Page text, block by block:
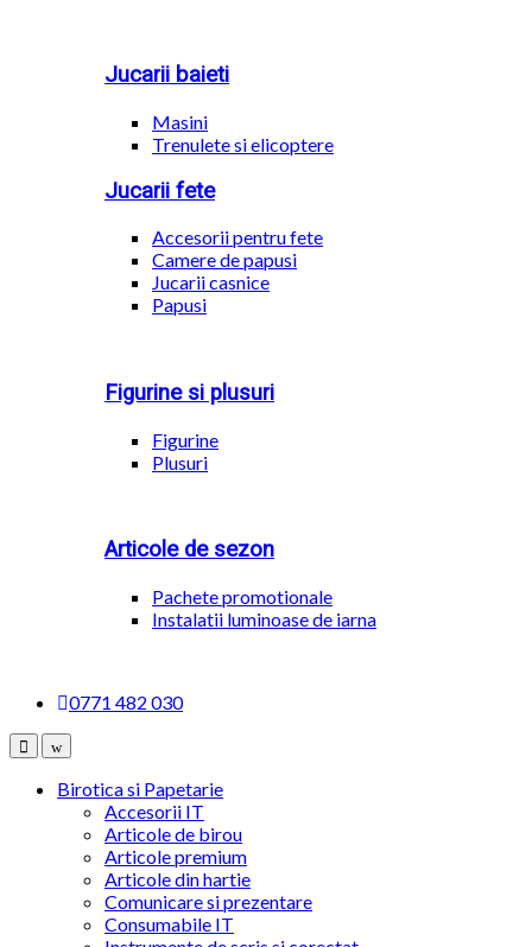
Jucarii baieti
Masini
Trenulete si elicoptere
Jucarii fete
Accesorii pentru fete
Camere de papusi
Jucarii casnice
Papusi
Figurine si plusuri
Figurine
Plusuri
Articole de sezon
Pachete promotionale
Instalatii luminoase de iarna
0771 482 030
Birotica si Papetarie
Accesorii IT
Articole de birou
Articole premium
Articole din hartie
Comunicare si prezentare
Consumabile IT